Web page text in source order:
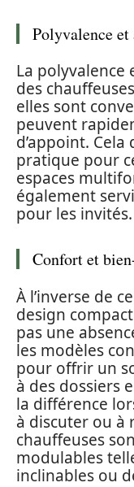
Polyvalence
La
des
elles sont
peuvent
d’appoint.
pratique pour
espaces
également
pour les invités.
Confort et
À l’inverse de
design
pas une
les modèles
pour offrir un
à des dossiers
la différence
à discuter ou à
chauffeuses
modulables
inclinables ou